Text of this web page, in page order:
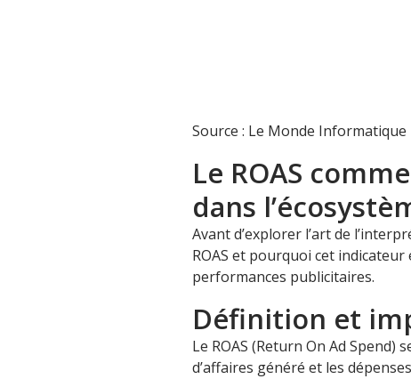
Source : Le Monde Informatique
Le ROAS
dans
Avant d’explorer l’art de
ROAS et pourquoi cet
performances publicitaires.
Définition et
Le ROAS (Return On Ad
d’affaires généré et les